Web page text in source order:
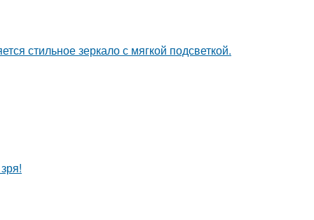
стильное зеркало с мягкой подсветкой.